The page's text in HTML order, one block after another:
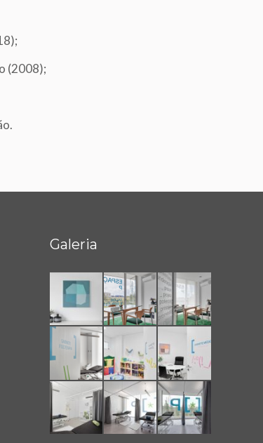
(2008);
Galeria